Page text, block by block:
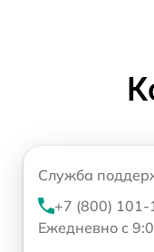
Служба
+7 (800)
Ежедневно с